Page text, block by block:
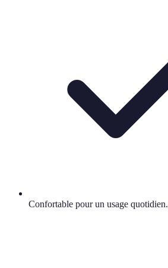
Confortable pour un usage quotidien.